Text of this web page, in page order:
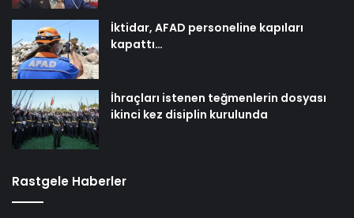
İktidar, AFAD personeline kapıları
kapattı…
İhraçları istenen teğmenlerin dosyası
ikinci kez disiplin kurulunda
Rastgele Haberler